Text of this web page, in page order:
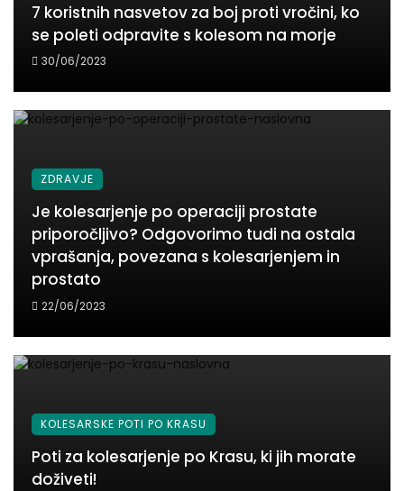
7 koristnih nasvetov za boj proti vročini, ko
se poleti odpravite s kolesom na morje
30/06/2023
ZDRAVJE
Je kolesarjenje po operaciji prostate
priporočljivo? Odgovorimo tudi na ostala
vprašanja, povezana s kolesarjenjem in
prostato
22/06/2023
KOLESARSKE POTI PO KRASU
Poti za kolesarjenje po Krasu, ki jih morate
doživeti!